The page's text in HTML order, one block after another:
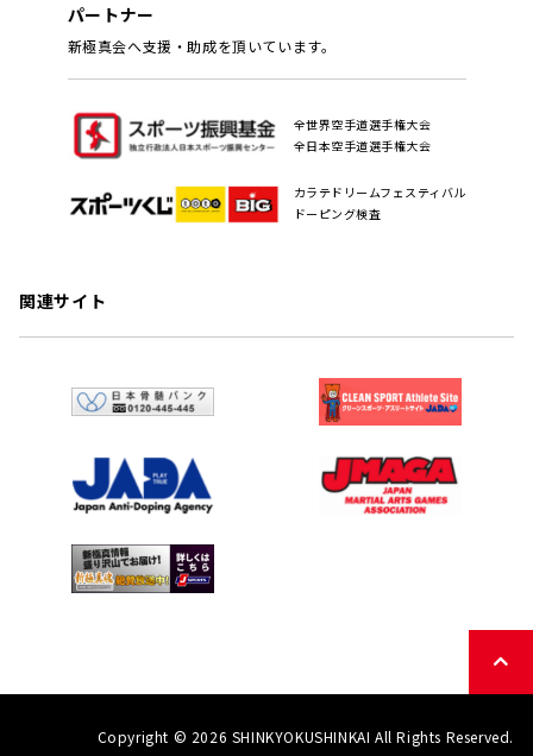
パートナー
新極真会へ支援・助成を頂いています。
全世界空手道選手権大会
全日本空手道選手権大会
カラテドリームフェスティバル
ドーピング検査
関連サイト
Copyright © 2026 SHINKYOKUSHINKAI All Rights Reserved.